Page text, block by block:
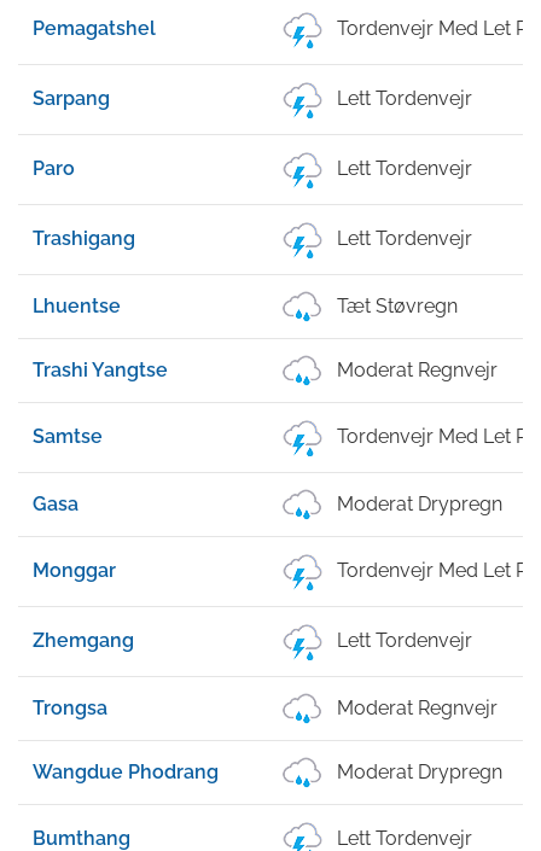
Pemagatshel Tordenvejr Med Let
Sarpang Lett Tordenvejr
Paro Lett Tordenvejr
Trashigang Lett Tordenvejr
Lhuentse Tæt Støvregn
Trashi Yangtse Moderat Regnvejr
Samtse Tordenvejr Med Let
Gasa Moderat Drypregn
Monggar Tordenvejr Med Let
Zhemgang Lett Tordenvejr
Trongsa Moderat Regnvejr
Wangdue Phodrang Moderat Drypregn
Bumthang Lett Tordenvejr